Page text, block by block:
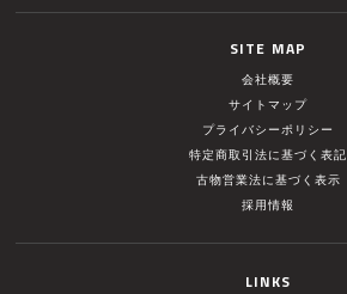
SITE MAP
会社概要
サイトマップ
プライバシーポリシー
特定商取引法に基づく表記
古物営業法に基づく表示
採用情報
LINKS